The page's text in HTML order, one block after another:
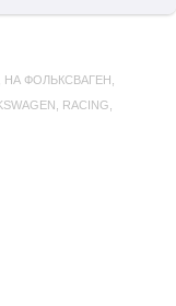
НА ФОЛЬКСВАГЕН
RACING